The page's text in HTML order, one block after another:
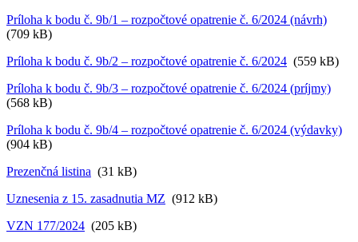
Príloha k bodu č. 9b/1 – rozpočtové opatrenie č. 6/2024 (návrh)
(709 kB)
Príloha k bodu č. 9b/2 – rozpočtové opatrenie č. 6/2024 (559 kB)
Príloha k bodu č. 9b/3 – rozpočtové opatrenie č. 6/2024 (príjmy)
(568 kB)
Príloha k bodu č. 9b/4 – rozpočtové opatrenie č. 6/2024 (výdavky)
(904 kB)
Prezenčná listina (31 kB)
Uznesenia z 15. zasadnutia MZ (912 kB)
VZN 177/2024 (205 kB)